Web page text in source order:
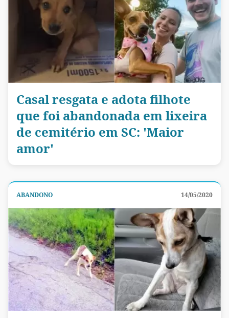
Casal resgata e adota filhote
que foi abandonada em lixeira
de cemitério em SC: 'Maior
amor'
ABANDONO 14/05/2020